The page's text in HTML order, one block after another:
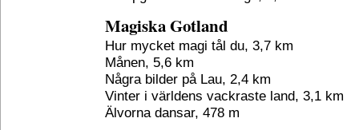
Magiska Gotland
Hur mycket magi tål du, 3,7 km
Månen, 5,6 km
Några bilder på Lau, 2,4 km
Vinter i världens vackraste land, 3,1 km
Älvorna dansar, 478 m